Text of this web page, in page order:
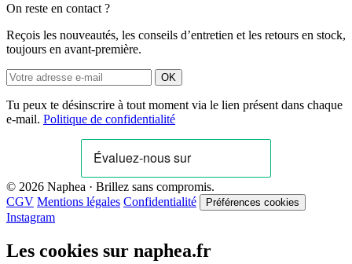
On reste en contact ?
Reçois les nouveautés, les conseils d’entretien et les retours en stock,
toujours en avant-première.
OK
Tu peux te désinscrire à tout moment via le lien présent dans chaque
e-mail. Politique de confidentialité
© 2026 Naphea · Brillez sans compromis.
CGV Mentions légales Confidentialité Préférences cookies
Instagram
Les cookies sur naphea.fr